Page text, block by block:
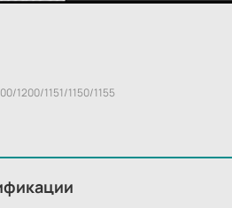
1200/1151/1150/1155